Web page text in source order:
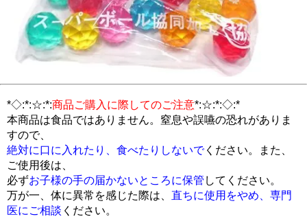
*◇:*:☆:*:商品ご購入に際してのご注意*:☆:*:◇:*
本商品は食品ではありません。窒息や誤嚥の恐れがありま
すので、
絶対に口に入れたり、食べたりしないでください。また、
ご使用後は、
必ずお子様の手の届かないところに保管 してください。
万が一、体に異常を感じた際は、 直ちに使用をやめ、専門
医にご相談 ください。